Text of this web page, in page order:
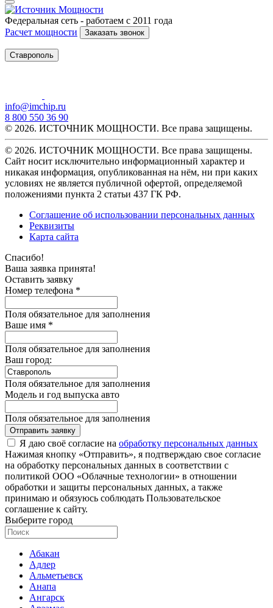
Федеральная сеть - работаем с 2011 года
Расчет мощности
Заказать звонок
Ставрополь
info@imchip.ru
8 800 550 36 90
© 2026. ИСТОЧНИК МОЩНОСТИ. Все права защищены.
© 2026. ИСТОЧНИК МОЩНОСТИ. Все права защищены.
Сайт носит исключительно информационный характер и
никакая информация, опубликованная на нём, ни при каких
условиях не является публичной офертой, определяемой
положениями пункта 2 статьи 437 ГК РФ.
Соглашение об использовании персональных данных
Реквизиты
Карта сайта
Спасибо!
Ваша заявка принята!
Оставить заявку
Номер телефона *
Поля обязательное для заполнения
Ваше имя *
Поля обязательное для заполнения
Ваш город:
Поля обязательное для заполнения
Модель и год выпуска авто
Поля обязательное для заполнения
Отправить заявку
Я даю своё согласие на обработку персональных данных
Нажимая кнопку «Отправить», я подтверждаю свое согласие
на обработку персональных данных в соответствии с
политикой ООО «Облачные технологии» в отношении
обработки и защиты персональных данных, а также
принимаю и обязуюсь соблюдать Пользовательское
соглашение к сайту.
Выберите город
Абакан
Адлер
Альметьевск
Анапа
Ангарск